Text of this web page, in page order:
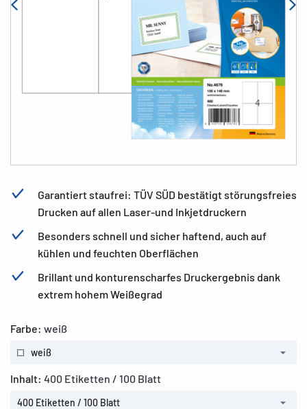
Garantiert staufrei: TÜV SÜD bestätigt störungsfreies
Drucken auf allen Laser-und Inkjetdruckern
Besonders schnell und sicher haftend, auch auf
kühlen und feuchten Oberflächen
Brillant und konturenscharfes Druckergebnis dank
extrem hohem Weißegrad
Farbe: weiß
weiß
Inhalt: 400 Etiketten / 100 Blatt
400 Etiketten / 100 Blatt